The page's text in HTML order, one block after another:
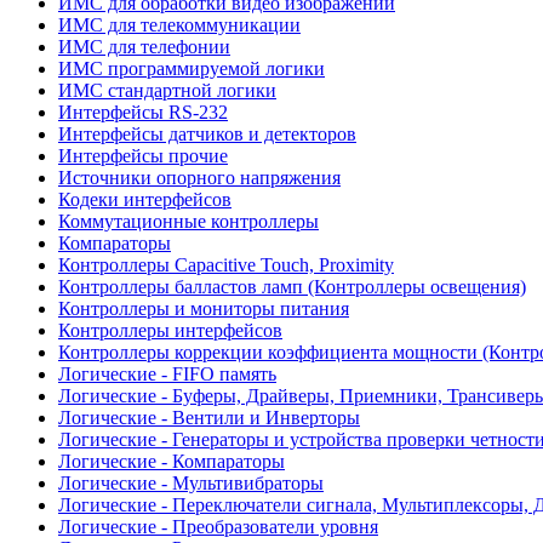
ИМС для телекоммуникации
ИМС для телефонии
ИМС программируемой логики
ИМС стандартной логики
Интерфейсы RS-232
Интерфейсы датчиков и детекторов
Интерфейсы прочие
Источники опорного напряжения
Кодеки интерфейсов
Коммутационные контроллеры
Компараторы
Контроллеры Capacitive Touch, Proximity
Контроллеры балластов ламп (Контроллеры освещения)
Контроллеры и мониторы питания
Контроллеры интерфейсов
Контроллеры коррекции коэффициента мощности
Логические - FIFO память
Логические - Буферы, Драйверы, Приемники,
Логические - Вентили и Инверторы
Логические - Генераторы и устройства проверки четности
Логические - Компараторы
Логические - Мультивибраторы
Логические - Переключатели сигнала, Мультиплексоры,
Логические - Преобразователи уровня